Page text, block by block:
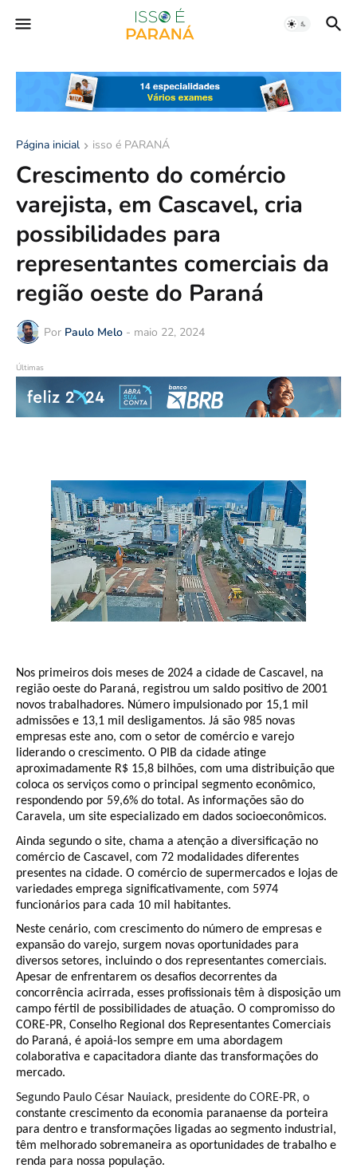
Página inicial isso é PARANÁ
Crescimento do comércio
varejista, em Cascavel, cria
possibilidades para
representantes comerciais da
região oeste do Paraná
Por Paulo Melo - maio 22, 2024
Últimas
Nos primeiros dois meses de 2024 a cidade de Cascavel, na
região oeste do Paraná, registrou um saldo positivo de 2001
novos trabalhadores. Número impulsionado por 15,1 mil
admissões e 13,1 mil desligamentos. Já são 985 novas
empresas este ano, com o setor de comércio e varejo
liderando o crescimento. O PIB da cidade atinge
aproximadamente R$ 15,8 bilhões, com uma distribuição que
coloca os serviços como o principal segmento econômico,
respondendo por 59,6% do total. As informações são do
Caravela, um site especializado em dados socioeconômicos.
Ainda segundo o site, chama a atenção a diversificação no
comércio de Cascavel, com 72 modalidades diferentes
presentes na cidade. O comércio de supermercados e lojas de
variedades emprega significativamente, com 5974
funcionários para cada 10 mil habitantes.
Neste cenário, com crescimento do número de empresas e
expansão do varejo, surgem novas oportunidades para
diversos setores, incluindo o dos representantes comerciais.
Apesar de enfrentarem os desafios decorrentes da
concorrência acirrada, esses profissionais têm à disposição um
campo fértil de possibilidades de atuação. O compromisso do
CORE-PR, Conselho Regional dos Representantes Comerciais
do Paraná, é apoiá-los sempre em uma abordagem
colaborativa e capacitadora diante das transformações do
mercado.
Segundo Paulo César Nauiack, presidente do CORE-PR, o
constante crescimento da economia paranaense da porteira
para dentro e transformações ligadas ao segmento industrial,
têm melhorado sobremaneira as oportunidades de trabalho e
renda para nossa população.